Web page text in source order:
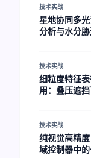
技术实战
星地协同多
分析与水分
技术实战
细粒度特征
用：叠压遮
技术实战
纯视觉高精
域控制器中